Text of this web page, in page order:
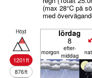
(max 28°C på
med
Höjd
1201ft
876ft
lördag
8
mor­gon efter­
middag